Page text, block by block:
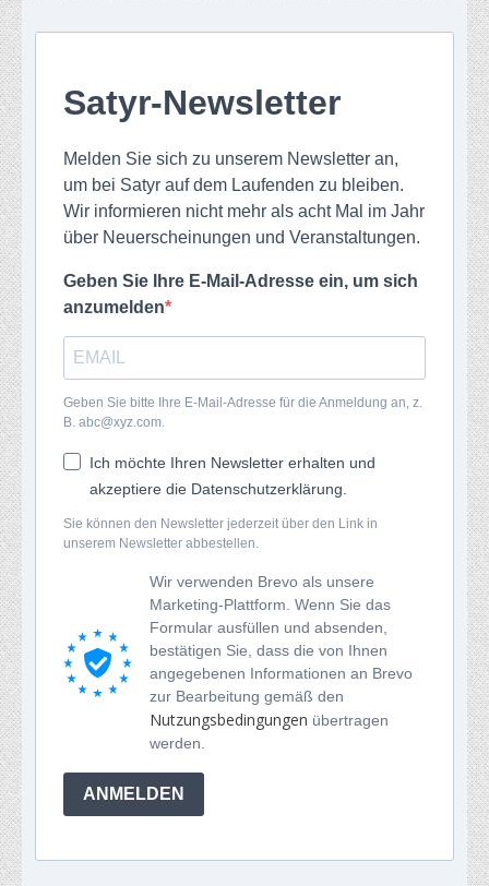
Satyr-Newsletter
Melden Sie sich zu unserem Newsletter an,
um bei Satyr auf dem Laufenden zu bleiben.
Wir informieren nicht mehr als acht Mal im Jahr
über Neuerscheinungen und Veranstaltungen.
Geben Sie Ihre E-Mail-Adresse ein, um sich
anzumelden
Geben Sie bitte Ihre E-Mail-Adresse für die Anmeldung an, z.
B. abc@xyz.com.
Ich möchte Ihren Newsletter erhalten und
akzeptiere die Datenschutzerklärung.
Sie können den Newsletter jederzeit über den Link in
unserem Newsletter abbestellen.
Wir verwenden Brevo als unsere
Marketing-Plattform. Wenn Sie das
Formular ausfüllen und absenden,
bestätigen Sie, dass die von Ihnen
angegebenen Informationen an Brevo
zur Bearbeitung gemäß den
Nutzungsbedingungen übertragen
werden.
ANMELDEN